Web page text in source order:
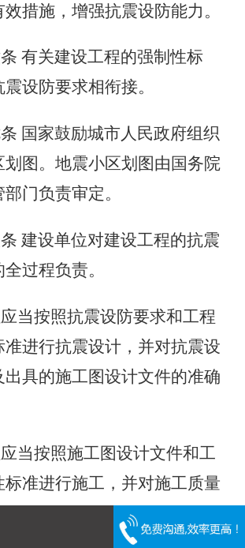
措施，增强抗震设防能力。
有关建设工程的强制性标
设防要求相衔接。
国家鼓励城市人民政府组织
划图。地震小区划图由国务院
门负责审定。
建设单位对建设工程的抗震
过程负责。
当按照抗震设防要求和工程
进行抗震设计，并对抗震设
具的施工图设计文件的准确
当按照施工图设计文件和工
准进行施工，并对施工质量